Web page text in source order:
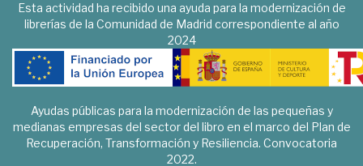
Esta actividad ha recibido una ayuda para la modernización de
librerías de la Comunidad de Madrid correspondiente al año
2024
Ayudas públicas para la modernización de las pequeñas y
medianas empresas del sector del libro en el marco del Plan de
Recuperación, Transformación y Resiliencia. Convocatoria
2022.